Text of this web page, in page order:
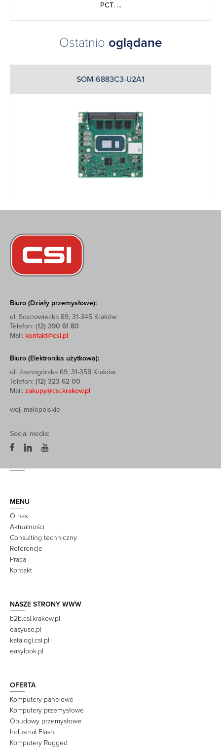
PCT. ...
Ostatnio oglądane
SOM-6883C3-U2A1
Biuro (Działy przemysłowe):
ul. Sosnowiecka 89, 31-345 Kraków
Telefon: (12) 390 61 80
Mail: kontakt@csi.pl
Biuro (Elektronika użytkowa):
ul. Jasnogórska 69, 31-358 Kraków
Telefon: (12) 323 62 00
Mail: zakupy@csi.krakow.pl
woj. małopolskie
Social media:
MENU
O nas
Aktualności
Consulting techniczny
Referencje
Praca
Kontakt
NASZE STRONY WWW
b2b.csi.krakow.pl
easyuse.pl
katalogi.csi.pl
easylook.pl
OFERTA
Komputery panelowe
Komputery przemysłowe
Obudowy przemysłowe
Industrial Flash
Komputery Rugged